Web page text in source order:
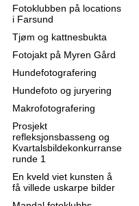
Fotoklubben på locations
i Farsund
Tjøm og kattnesbukta
Fotojakt på Myren Gård
Hundefotografering
Hundefoto og juryering
Makrofotografering
Prosjekt
refleksjonsbasseng og
Kvartalsbildekonkurranse
runde 1
En kveld viet kunsten å
få villede uskarpe bilder